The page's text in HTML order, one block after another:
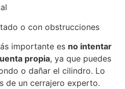
o con obstrucciones
importante es no intentar
propia, ya que puedes
o dañar el cilindro. Lo
de un cerrajero experto.